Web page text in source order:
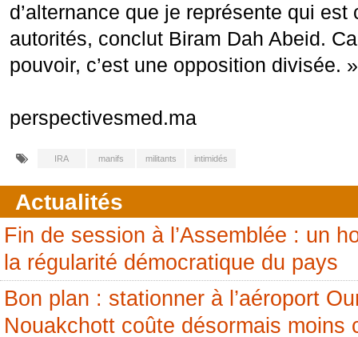
d’alternance que je représente qui est
autorités, conclut Biram Dah Abeid.
pouvoir, c’est une opposition divisée. »
perspectivesmed.ma
IRA manifs militants intimidés
Actualités
Fin de session à l’Assemblée : un
la régularité démocratique du pays
Bon plan : stationner à l’aéroport
Nouakchott coûte désormais moins